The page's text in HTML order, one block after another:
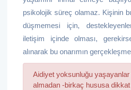
psikolojik süreç olamaz. Kişinin
düşmemesi için,
iletişim içinde olması,
alınarak bu onarımın
Aidiyet yoksunluğu
almadan -birkaç hususa